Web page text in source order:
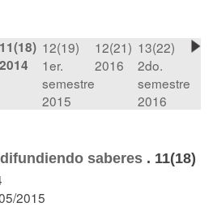
11(18)
2014
12(19)
1er.
semestre
2015
12(21)
2016
13(22)
2do.
semestre
2016
saberes . 11(18)
2015